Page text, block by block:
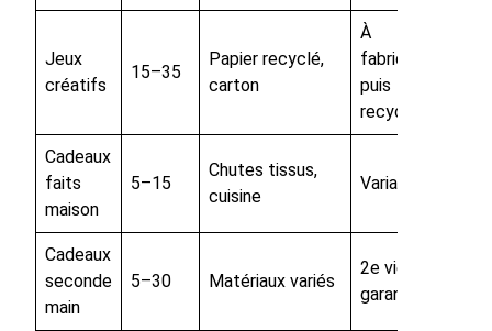
Jeux
créatifs
15–35
Papier recyclé,
carton
À
fabriquer
puis
recycler
Cadeaux
faits
maison
5–15
Chutes tissus,
cuisine
Variable
Cadeaux
seconde
main
5–30 Matériaux variés
2e vie
garantie